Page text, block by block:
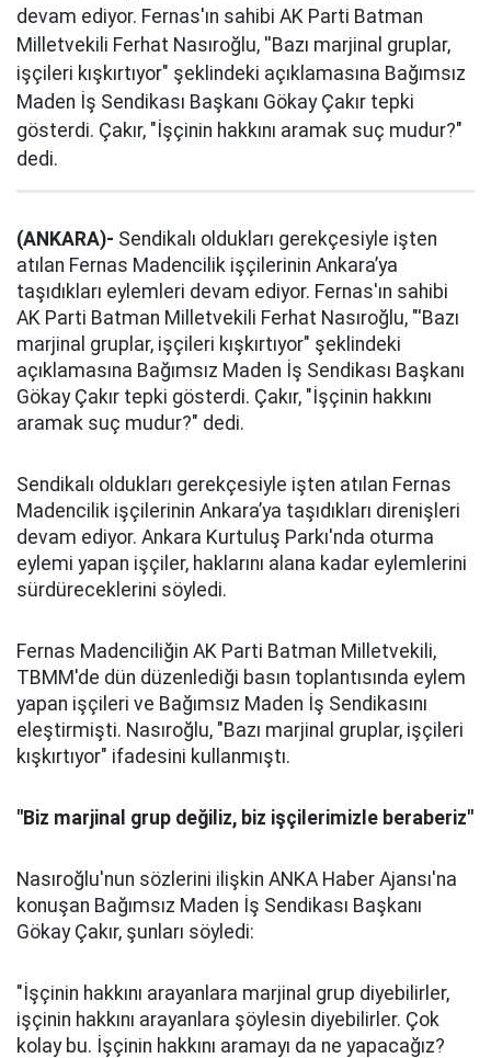
devam ediyor. Fernas'ın sahibi AK Parti Batman
Milletvekili Ferhat Nasıroğlu, ''Bazı marjinal gruplar,
işçileri kışkırtıyor" şeklindeki açıklamasına Bağımsız
Maden İş Sendikası Başkanı Gökay Çakır tepki
gösterdi. Çakır, "İşçinin hakkını aramak suç mudur?"
dedi.
(ANKARA)- Sendikalı oldukları gerekçesiyle işten
atılan Fernas Madencilik işçilerinin Ankara’ya
taşıdıkları eylemleri devam ediyor. Fernas'ın sahibi
AK Parti Batman Milletvekili Ferhat Nasıroğlu, "'Bazı
marjinal gruplar, işçileri kışkırtıyor" şeklindeki
açıklamasına Bağımsız Maden İş Sendikası Başkanı
Gökay Çakır tepki gösterdi. Çakır, "İşçinin hakkını
aramak suç mudur?" dedi.
Sendikalı oldukları gerekçesiyle işten atılan Fernas
Madencilik işçilerinin Ankara’ya taşıdıkları direnişleri
devam ediyor. Ankara Kurtuluş Parkı'nda oturma
eylemi yapan işçiler, haklarını alana kadar eylemlerini
sürdüreceklerini söyledi.
Fernas Madenciliğin AK Parti Batman Milletvekili,
TBMM'de dün düzenlediği basın toplantısında eylem
yapan işçileri ve Bağımsız Maden İş Sendikasını
eleştirmişti. Nasıroğlu, "Bazı marjinal gruplar, işçileri
kışkırtıyor" ifadesini kullanmıştı.
"Biz marjinal grup değiliz, biz işçilerimizle beraberiz"
Nasıroğlu'nun sözlerini ilişkin ANKA Haber Ajansı'na
konuşan Bağımsız Maden İş Sendikası Başkanı
Gökay Çakır, şunları söyledi:
"İşçinin hakkını arayanlara marjinal grup diyebilirler,
işçinin hakkını arayanlara şöylesin diyebilirler. Çok
kolay bu. İşçinin hakkını aramayı da ne yapacağız?